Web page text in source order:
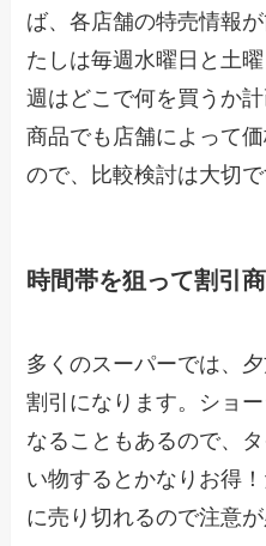
ば、各店舗の特売情報
たしは毎週水曜日と土
週はどこで何を買うか
商品でも店舗によって
ので、比較検討は大切
時間帯を狙って割引
多くのスーパーでは、
割引になります。ショ
なることもあるので、
い物するとかなりお得
に売り切れるので注意が